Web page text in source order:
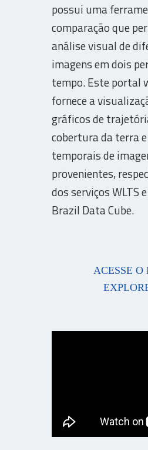
possui uma
comparação que
análise visual de
imagens em dois
tempo. Este portal
fornece a
gráficos de
cobertura da terra
temporais de
provenientes,
dos serviços WLTS
Brazil Data Cube.
ACESSE O